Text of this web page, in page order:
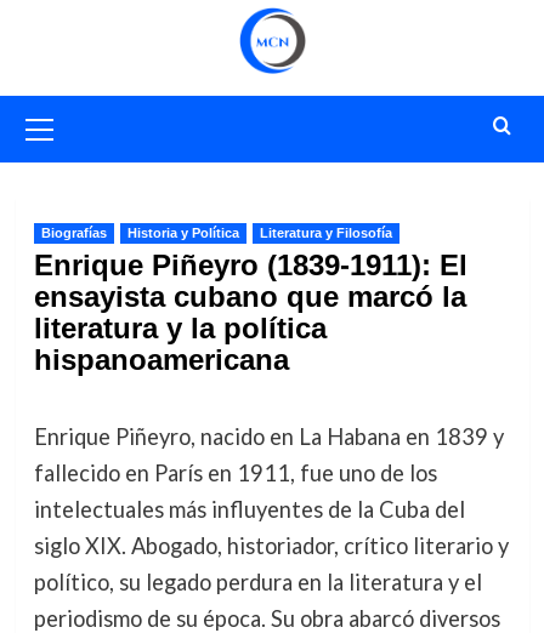
primario
Biografías Historia y Política Literatura y Filosofía
Enrique Piñeyro (1839-1911): El
ensayista cubano que marcó la
literatura y la política
hispanoamericana
Enrique Piñeyro, nacido en La Habana en 1839 y
fallecido en París en 1911, fue uno de los
intelectuales más influyentes de la Cuba del
siglo XIX. Abogado, historiador, crítico literario y
político, su legado perdura en la literatura y el
periodismo de su época. Su obra abarcó diversos